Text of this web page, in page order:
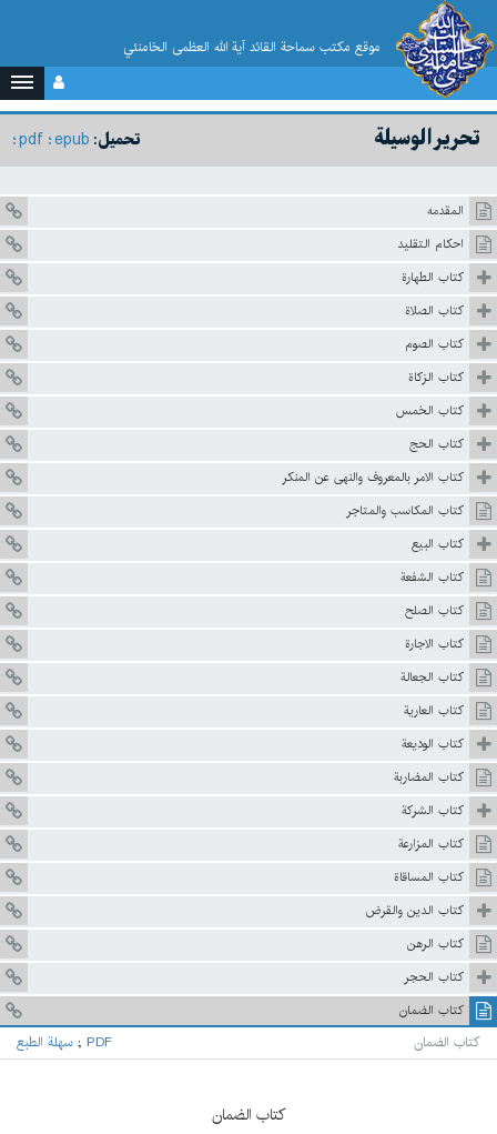
موقع مکتب سماحة القائد آية الله العظمى الخامنئي
تحميل: epub
pdf تحرير الوسيلة
المقدمه
احكام التقليد
كتاب الطهارة
كتاب الصلاة
كتاب الصوم
كتاب الزكاة
كتاب الخمس
كتاب الحج
كتاب الامر بالمعروف والنهى عن المنكر
كتاب المكاسب والمتاجر
كتاب البيع
كتاب الشفعة
كتاب الصلح
كتاب الاجارة
كتاب الجعالة
كتاب العارية
كتاب الوديعة
كتاب المضاربة
كتاب الشركة
كتاب المزارعة
كتاب المساقاة
كتاب الدين والقرض
كتاب الرهن
كتاب الحجر
كتاب الضمان
كتاب الضمان سهلة الطبع ; PDF
كتاب الضمان